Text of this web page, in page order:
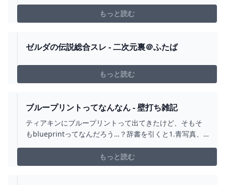
伝説「ティアーズ オブ ザ キングダム」における【ティア
キン】つまらない意見と面白くない意見が何故出るのか
はこちら⇒…
もっと読む
ゼルダの伝説総合スレ - 二次元裏＠ふたば
もっと読む
ブループリントってなんなん - 壁打ち雑記
ティアキンにブループリントって出てきたけど、そもそ
もblueprintってなんだろう…？辞書を引くと1.青写真、
のことだった。…青写真って何なん？？青写真について調
べてみたよ。1.複写法の一種。鉄塩を感光紙とし、青色の
もっと読む